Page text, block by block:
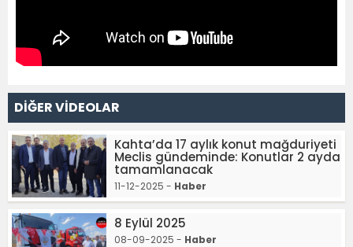
DİĞER VİDEOLAR
Kahta’da 17 aylık konut mağduriyeti
Meclis gündeminde: Konutlar 2 ayda
tamamlanacak
11-12-2025 - Haber
8 Eylül 2025
08-09-2025 - Haber